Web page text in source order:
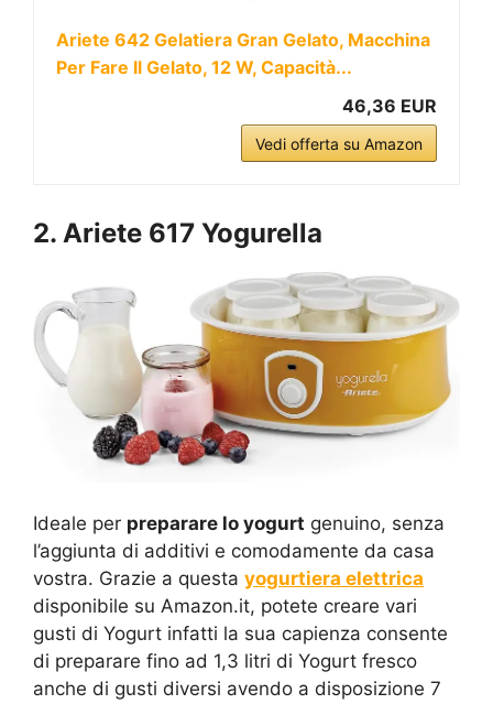
Ariete 642 Gelatiera Gran Gelato, Macchina
Per Fare Il Gelato, 12 W, Capacità...
46,36 EUR
Vedi offerta su Amazon
2. Ariete 617 Yogurella
Ideale per preparare lo yogurt genuino, senza
l’aggiunta di additivi e comodamente da casa
vostra. Grazie a questa yogurtiera elettrica
disponibile su Amazon.it, potete creare vari
gusti di Yogurt infatti la sua capienza consente
di preparare fino ad 1,3 litri di Yogurt fresco
anche di gusti diversi avendo a disposizione 7